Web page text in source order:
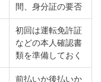
間、身分証の要否
初回は運転免許証
などの本人確認書
類を準備しておく
前払いか後払いか